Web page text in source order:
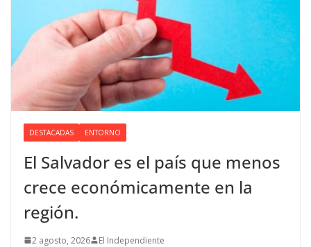
DESTACADAS ENTORNO
El Salvador es el país que menos
crece económicamente en la
región.
2 agosto, 2026 El Independiente